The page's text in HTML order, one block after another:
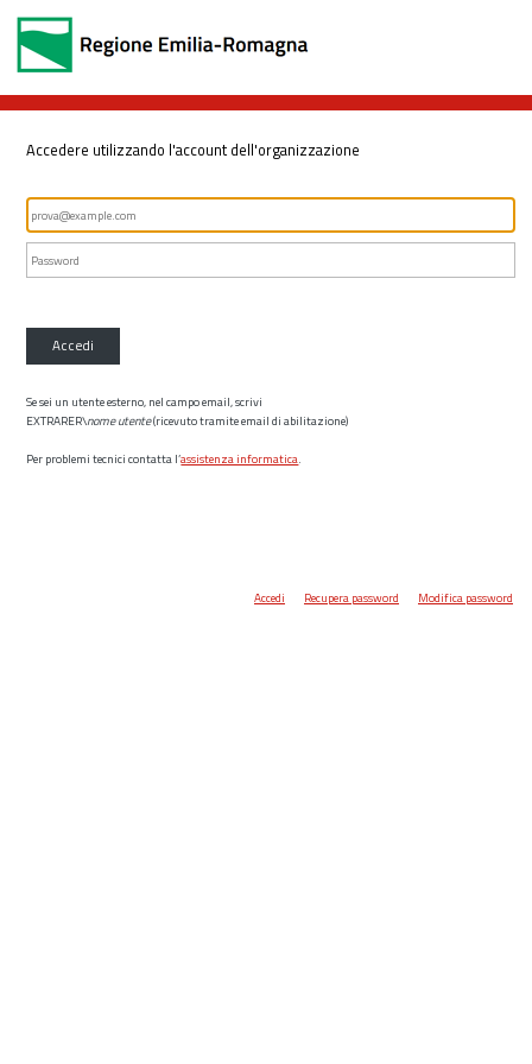
Accedere utilizzando l'account dell'organizzazione
Accedi
Se sei un utente esterno, nel campo email, scrivi
EXTRARER\nome utente(ricevuto tramite email di abilitazione)
Per problemi tecnici contatta l’assistenza informatica.
Accedi Recupera password Modifica password